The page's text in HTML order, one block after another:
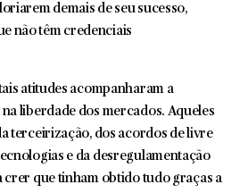
demais de seu sucesso,
não têm credenciais
atitudes acompanharam a
liberdade dos mercados. Aqueles
terceirização, dos acordos de livre
e da desregulamentação
crer que tinham obtido tudo graças a